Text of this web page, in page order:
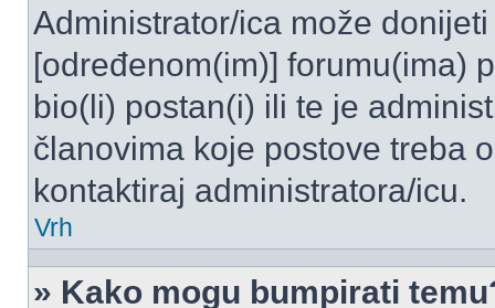
Administrator/ica može
[određenom(im)] forumu(ima)
bio(li) postan(i) ili te je
članovima koje postove treba
kontaktiraj administratora/icu.
Vrh
» Kako mogu bumpirati